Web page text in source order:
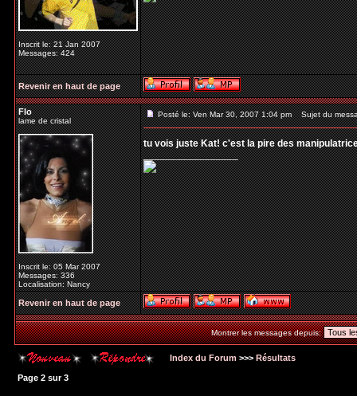
Inscrit le: 21 Jan 2007
Messages: 424
Revenir en haut de page
Flo
lame de cristal
Inscrit le: 05 Mar 2007
Messages: 336
Localisation: Nancy
Posté le: Ven Mar 30, 2007 1:04 pm Sujet du
tu vois juste Kat! c'est la pire des
_________________
Revenir en haut de page
Montrer les messages depuis:
Index du Forum >>> Résultats
Page 2 sur3